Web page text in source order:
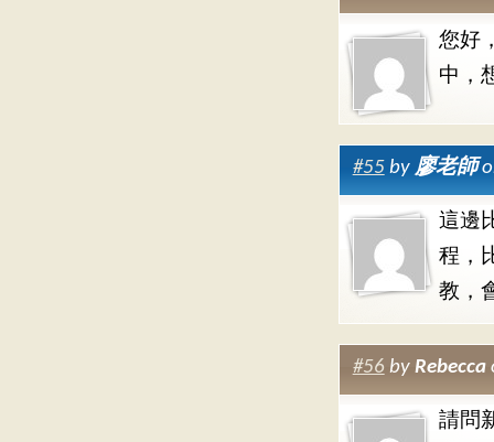
您好
中，
#55by 廖老師
這邊
程，
教，
#56 by Rebecca
請問